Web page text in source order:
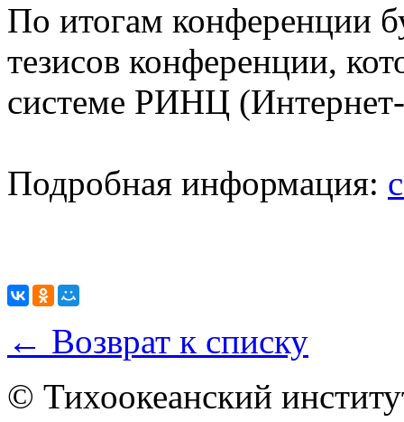
По итогам конференции
тезисов конференции,
системе РИНЦ
Подробная информация:
← Возврат к списку
© Тихоокеанский